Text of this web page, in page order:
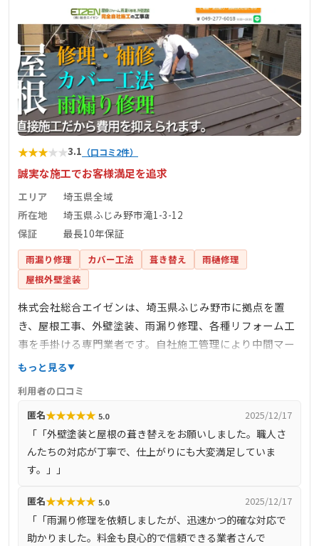
★★★★★3.1 （口コミ2件）
誠実な施工でお客様満足を追求
エリア
埼玉県全域
所在地
埼玉県ふじみ野市滝1-3-12
保証
最長10年保証
雨漏り修理 カバー工法 葺き替え
雨樋修理
屋根外壁塗装
株式会社総合エイゼンは、埼玉県ふじみ野市に拠点を置
き、屋根工事、外壁塗装、雨漏り修理、各種リフォーム工
事を手掛ける専門業者です。自社施工管理により中間マー
ジンを排除し、高品質な施工を適正価格で提供していま
ては、最新の高耐久材料と技術を駆使し、長持ちする住ま
いづくりをサポートします。お客様第一主義を掲げ、どん
な小さな工事でも喜んで対応し、見積もりや現地調査は無
料で実施。工事前の近隣挨拶や工事後のアフターサービス
も万全で、最長10年の保証を提供しています。
もっと見る
利用者の口コミ
匿名★★★★★ 5.0 2025/12/17
「「外壁塗装と屋根の葺き替えをお願いしました。職人さ
んたちの対応が丁寧で、仕上がりにも大変満足していま
す。」」
匿名★★★★★ 5.0 2025/12/17
「「雨漏り修理を依頼しましたが、迅速かつ的確な対応で
助かりました。料金も良心的で信頼できる業者さんで